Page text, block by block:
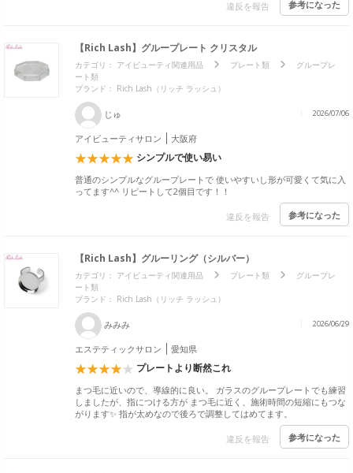
違反を報告 参考になった
【Rich Lash】グループレート クリスタル
カテゴリ： アイビューティ関連用品 プレート類
グループレ
ート類
ブランド： Rich Lash（リッチ ラッシュ）
じゅ 2026/07/06
アイビューティサロン 大阪府
シンプルで使い易い
普通のシンプルなグループレートで 使いやすいし形が可愛くて気に入
ってます^^ リピートして2個目です！！
違反を報告 参考になった
【Rich Lash】グルーリング（シルバー）
カテゴリ： アイビューティ関連用品 プレート類
グループレ
ート類
ブランド： Rich Lash（リッチ ラッシュ）
みみみ 2026/06/29
エステティックサロン 愛知県
プレートより断然これ
まつ毛に近いので、導線的に良い。 ガラスのグループレートでも練習
しましたが、指につける方が まつ毛に近く、施術時間の短縮にもつな
がります✨ 指が太めなので後ろで調整してはめてます。
違反を報告 参考になった